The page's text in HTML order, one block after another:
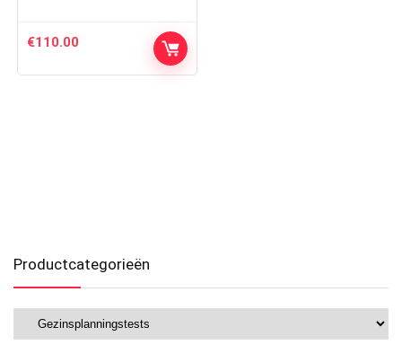
€110.00
Productcategorieën